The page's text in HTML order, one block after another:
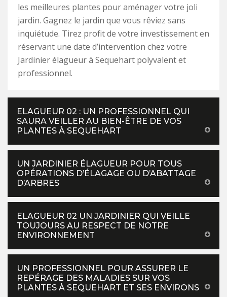
les meilleures plantes pour aménager votre joli
jardin. Gagnez le jardin que vous rêviez sans
inquiétude. Tirez profit de votre investissement en
réservant une date d’intervention chez votre
Jardinier élagueur à Sequehart polyvalent et
professionnel.
ELAGUEUR 02 : UN PROFESSIONNEL QUI
SAURA VEILLER AU BIEN-ÊTRE DE VOS
PLANTES À SEQUEHART
UN JARDINIER ÉLAGUEUR POUR TOUS
OPÉRATIONS D’ÉLAGAGE OU D’ABATTAGE
D’ARBRES
ELAGUEUR 02 UN JARDINIER QUI VEILLE
TOUJOURS AU RESPECT DE NOTRE
ENVIRONNEMENT
UN PROFESSIONNEL POUR ASSURER LE
REPÉRAGE DES MALADIES SUR VOS
PLANTES À SEQUEHART ET SES ENVIRONS